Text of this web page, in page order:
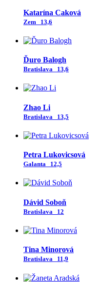
Katarína Caková
Zem 13,6
Ďuro Balogh
Bratislava 13,6
Zhao Li
Bratislava 13,5
Petra Lukovicsová
Galanta 12,5
Dávid Soboň
Bratislava 12
Tina Minorová
Bratislava 11,9